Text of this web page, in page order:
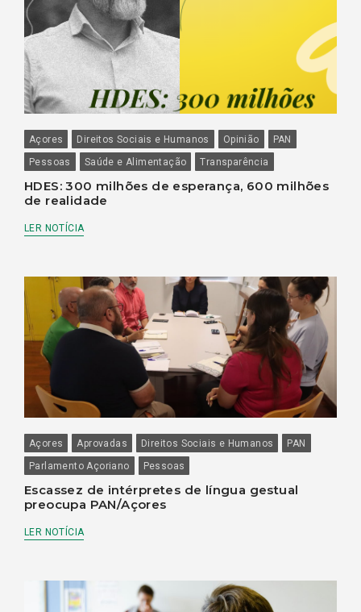
Açores Direitos Sociais e Humanos Opinião
PAN
Pessoas
Saúde e Alimentação Transparência
HDES: 300 milhões de esperança, 600 milhões
de realidade
LER NOTÍCIA
Açores Aprovadas Direitos Sociais e Humanos
PAN
Parlamento Açoriano
Pessoas
Escassez de intérpretes de língua gestual
preocupa PAN/Açores
LER NOTÍCIA